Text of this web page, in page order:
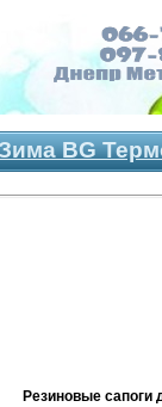
BG
Резиновые сапоги